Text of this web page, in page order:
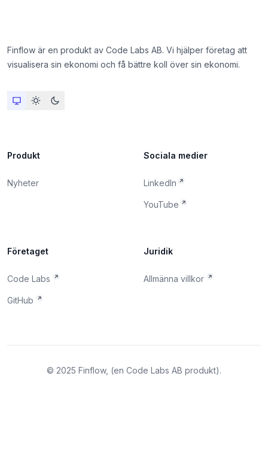
Finflow är en produkt av Code Labs AB. Vi hjälper företag att
visualisera sin ekonomi och få bättre koll över sin ekonomi.
Produkt
Nyheter
Sociala medier
LinkedIn
YouTube
Företaget
Code Labs
GitHub
Juridik
Allmänna villkor
© 2025 Finflow, (en Code Labs AB produkt).